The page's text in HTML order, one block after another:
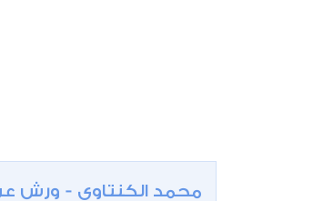
محمد الكنتاوي - ورش